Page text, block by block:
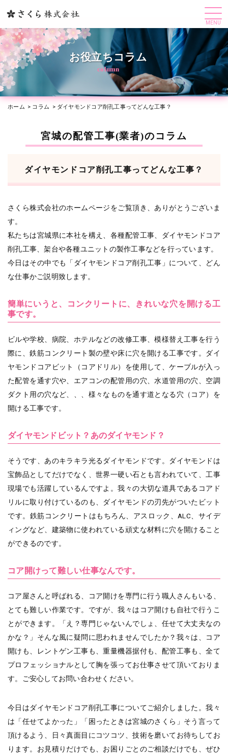
MENU
お役立ちコラム
column
ホーム コラム ダイヤモンドコア削孔工事ってどんな工事？
宮城の配管工事(業者)のコラム
ダイヤモンドコア削孔工事ってどんな工事？
さくら株式会社のホームページをご覧頂き、ありがとうございま
す。
私たちは宮城県に本社を構え、各種配管工事、ダイヤモンドコア
削孔工事、架台や各種ユニットの製作工事などを行っています。
今日はその中でも「ダイヤモンドコア削孔工事」について、どん
な仕事かご説明致します。
簡単にいうと、コンクリートに、きれいな穴を開ける工
事です。
ビルや学校、病院、ホテルなどの改修工事、模様替え工事を行う
際に、鉄筋コンクリート製の壁や床に穴を開ける工事です。ダイ
ヤモンドコアビット（コアドリル）を使用して、ケーブルが入っ
た配管を通す穴や、エアコンの配管用の穴、水道管用の穴、空調
ダクト用の穴など、、、様々なものを通す道となる穴（コア）を
開ける工事です。
ダイヤモンドビット？あのダイヤモンド？
そうです、あのキラキラ光るダイヤモンドです。ダイヤモンドは
宝飾品としてだけでなく、世界一硬い石とも言われていて、工事
現場でも活躍しているんですよ。我々の大切な道具であるコアド
リルに取り付けているのも、ダイヤモンドの刃先がついたビット
です。鉄筋コンクリートはもちろん、アスロック、ALC、サイデ
ィングなど、建築物に使われている頑丈な材料に穴を開けること
ができるのです。
コア開けって難しい仕事なんです。
コア屋さんと呼ばれる、コア開けを専門に行う職人さんもいる、
とても難しい作業です。ですが、我々はコア開けも自社で行うこ
とができます。「え？専門じゃないんでしょ、任せて大丈夫なの
かな？」そんな風に疑問に思われませんでしたか？我々は、コア
開けも、レントゲン工事も、重量機器据付も、配管工事も、全て
プロフェッショナルとして胸を張ってお仕事させて頂いておりま
す。ご安心してお問い合わせください。
今日はダイヤモンドコア削孔工事についてご紹介しました。我々
は「任せてよかった」「困ったときは宮城のさくら」そう言って
頂けるよう、日々真面目にコツコツ、技術を磨いてお待ちしてお
ります。お見積りだけでも、お困りごとのご相談だけでも、ぜひ